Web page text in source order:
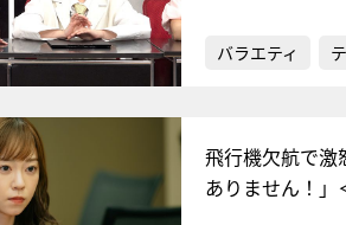
バラエティ
飛行機欠航で激
ありません！」